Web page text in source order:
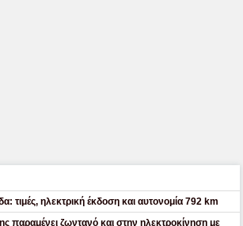
τιμές, ηλεκτρική έκδοση και αυτονομία 792 km
παραμένει ζωντανό και στην ηλεκτροκίνηση με